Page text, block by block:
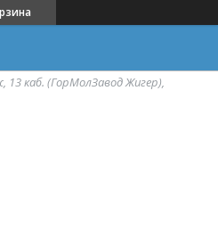
13 каб. (ГорМолЗавод Жигер),